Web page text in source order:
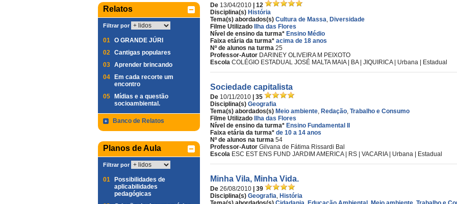
Relatos
Filtrar por
01 O GRANDE JÚRI
02 Cantigas populares
03 Aprender brincando
04
Em cada recorte um
encontro
05
Mídias e a questão
socioambiental.
Banco de Relatos
Planos de Aula
Filtrar por
01
Possibilidades de
aplicabilidades
pedagógicas
De 13/04/2010
| 12
Disciplina(s) História
Tema(s) abordados(s) Cultura de Massa, Diversidade
Filme Utilizado
Ilha das Flores
Nível de ensino da turma* Ensino Médio
Faixa etária da turma* acima de 18 anos
Nº de alunos na turma 25
Professor-Autor DARINEY OLIVEIRA M PEIXOTO
Escola COLÉGIO ESTADUAL JOSÉ MALTA MAIA | BA | JIQUIRICA | Urbana | Estadual
Sociedade capitalista
De 10/11/2010
| 35
Disciplina(s) Geografia
Tema(s) abordados(s) Meio ambiente, Redação, Trabalho e Consumo
Filme Utilizado
Ilha das Flores
Nível de ensino da turma* Ensino Fundamental II
Faixa etária da turma* de 10 a 14 anos
Nº de alunos na turma 54
Professor-Autor Gilvana de Fátima Rissardi Bal
Escola ESC EST ENS FUND JARDIM AMERICA | RS | VACARIA | Urbana | Estadual
Minha Vila, Minha Vida.
De 26/08/2010
| 39
Disciplina(s) Geografia, História